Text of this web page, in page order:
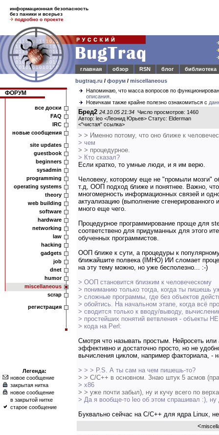
информационная безопасность
без паники и всерьез
подробно о проекте
главная обзор RSN блог
библиотека
bugtraq.ru / форум / miscellaneous
ФОРУМ
все доски
FAQ
IRC
новые сообщения
site updates
guestbook
beginners
sysadmin
programming
operating systems
theory
web building
software
hardware
networking
law
hacking
gadgets
job
dnet
humor
miscellaneous
scrap
регистрация
Легенда:
новое сообщение
закрытая нитка
новое сообщение
в закрытой нитке
старое сообщение
Напоминаю, что масса вопросов по
описания
Новичкам также крайне полезно ознакомиться с
Бред2 24.10.05 21:34 Число просмотров: 1460
Автор: leo <Леонид Юрьев> Статус: Elderman
<"чистая" ссылка>
> > Именно потому, что оно ближе к
> чем
> > процедурное.
> Кто сказал?
Если кратко, то умные люди, и я им верю.
Человеку, которому еще не "промыли мозги"
т.д, ООП подход ближе и понятнее. Важно,
многомерность информационных связей и
актуализацию (выполнение сгенерированного
много еще чего.
Процедурное программирование проще для
соответствено для придуманных для этого
обученных программистов.
ООП ближе к сути, а процедуры к
ближайшите полвека (IMHO) ИИ сломает
на эту тему можно, но уже бесполезно... :-)
> ООП становится близким к человеческому
> пониманию только тогда, когда ты пишешь
> сложные программы, где без объектов
> обойтись. На начальном этапе, когда всё
> сводится только к вводу/выводу,
> простейших понятий ветвления - объекты
> кода на Perl:
Смотря что называть простым. Нейросеть
эффективно и достаточно просто, но не
вычисления циклом, например факториала, -
> > > P.S. А ты сам на чем пишешь-то?
> > C/C++ в основном. Знаю штук 5 асмов
> x86
> > уже почти забыл), ну и кучу всего по
> Да я вообще-то leo об этом спрашивал :), ну
Буквально сейчас на C/C++ для ядра Linux,
<